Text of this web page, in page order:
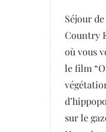
Séjour
Country
où vous
le film
sur le